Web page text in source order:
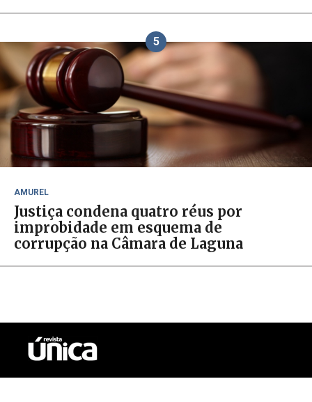
5
AMUREL
Justiça condena quatro réus por
improbidade em esquema de
corrupção na Câmara de Laguna